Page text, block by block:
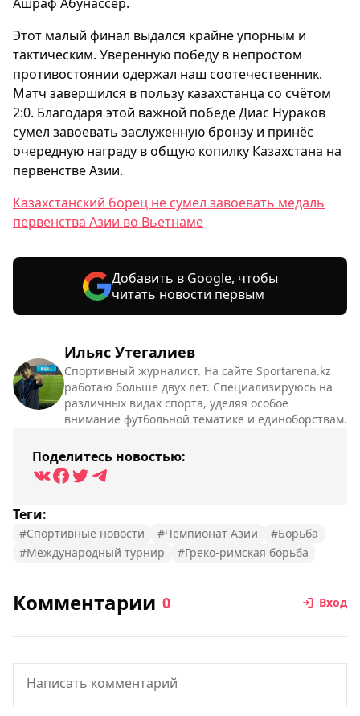
Ильяс Утегалиев
Спортивный журналист. На сайте Sportarena.kz
работаю больше двух лет. Специализируюсь на
различных видах спорта, уделяя особое
внимание футбольной тематике и единоборствам.
Поделитесь новостью:
Теги:
#Спортивные новости #Чемпионат Азии
#Борьба
#Международный турнир
#Греко-римская борьба
Этот малый финал выдался крайне упорным и
тактическим. Уверенную победу в непростом
противостоянии одержал наш соотечественник.
Матч завершился в пользу казахстанца со счётом
2:0. Благодаря этой важной победе Диас Нураков
сумел завоевать заслуженную бронзу и принёс
очередную награду в общую копилку Казахстана на
первенстве Азии.
Казахстанский борец не сумел завоевать медаль
первенства Азии во Вьетнаме
Добавить в Google, чтобы
читать новости первым
Комментарии 0 Вход